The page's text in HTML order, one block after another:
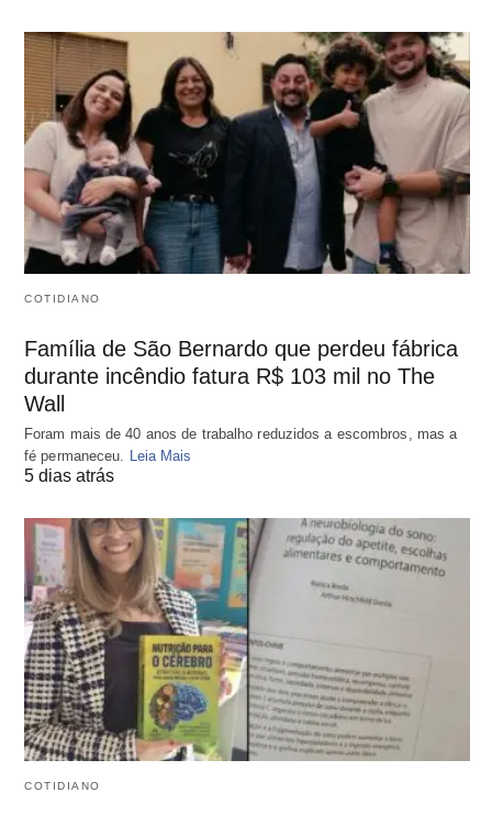
COTIDIANO
Família de São Bernardo que perdeu fábrica
durante incêndio fatura R$ 103 mil no The
Wall
Foram mais de 40 anos de trabalho reduzidos a escombros, mas a
fé permaneceu. Leia Mais
5 dias atrás
COTIDIANO